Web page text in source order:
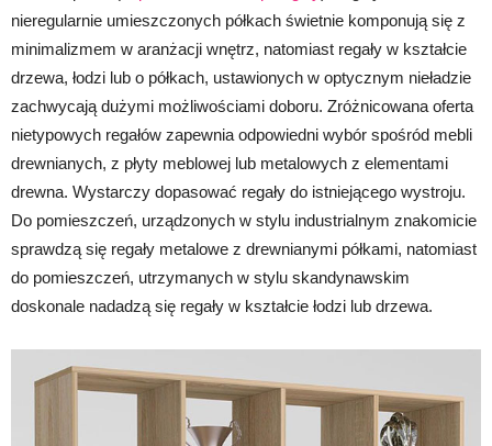
nieregularnie umieszczonych półkach świetnie komponują się z
minimalizmem w aranżacji wnętrz, natomiast regały w kształcie
drzewa, łodzi lub o półkach, ustawionych w optycznym nieładzie
zachwycają dużymi możliwościami doboru. Zróżnicowana oferta
nietypowych regałów zapewnia odpowiedni wybór spośród mebli
drewnianych, z płyty meblowej lub metalowych z elementami
drewna. Wystarczy dopasować regały do istniejącego wystroju.
Do pomieszczeń, urządzonych w stylu industrialnym znakomicie
sprawdzą się regały metalowe z drewnianymi półkami, natomiast
do pomieszczeń, utrzymanych w stylu skandynawskim
doskonale nadadzą się regały w kształcie łodzi lub drzewa.